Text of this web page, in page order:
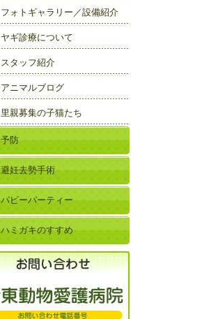
フォトギャラリー／設備紹介
ヤギ診療について
スタッフ紹介
アニマルブログ
里親募集の子猫たち
予防
避妊去勢手術
パピーパーティー
ハミガキのすすめ